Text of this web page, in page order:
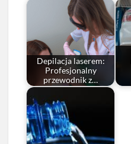
Depilacja laserem:
Profesjonalny
przewodnik z…